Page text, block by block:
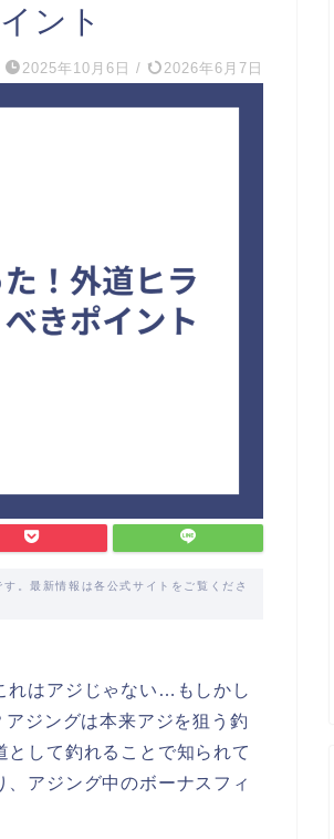
ント
2025年10月6日 / 2026年6月7日
。最新情報は各公式サイトをご覧くださ
れはアジじゃない…もしかし
ジングは本来アジを狙う釣
して釣れることで知られて
アジング中のボーナスフィ